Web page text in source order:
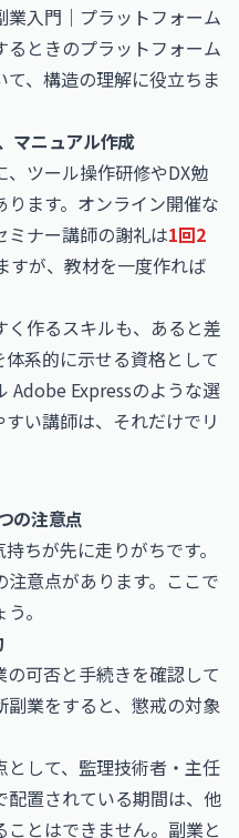
入門｜プラットフォーム
るときのプラットフォーム
、構造の理解に役立ちま
マニュアル作成
ツール操作研修やDX勉
ます。オンライン開催な
ミナー講師の謝礼は1回2
すが、教材を一度作れば
作るスキルも、あると差
系的に示せる資格として
Adobe Expressのような選
い講師は、それだけでリ
の注意点
ちが先に走りがちです。
意点があります。ここで
。
可否と手続きを確認して
副業をすると、懲戒の対象
して、監理技術者・主任
置されている期間は、他
とはできません。副業と